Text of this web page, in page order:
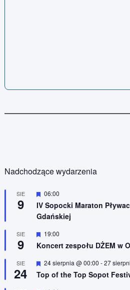
Nadchodzące wydarzenia
SIE
9
W
y
r
ó
n
o
e
06:00
IV Sopocki Maraton
Gdańskiej
SIE
9
W
r
ż
n
i
19:00
Koncert zespołu DŻEM w
SIE
24
W
r
24 sierpnia @ 00:00 -27
Top of the Top Sopot